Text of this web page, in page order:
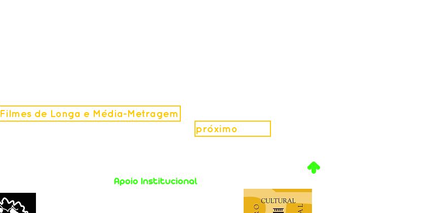
Filmes de Longa e Média-Metragem
próximo
Apoio Institucional
.